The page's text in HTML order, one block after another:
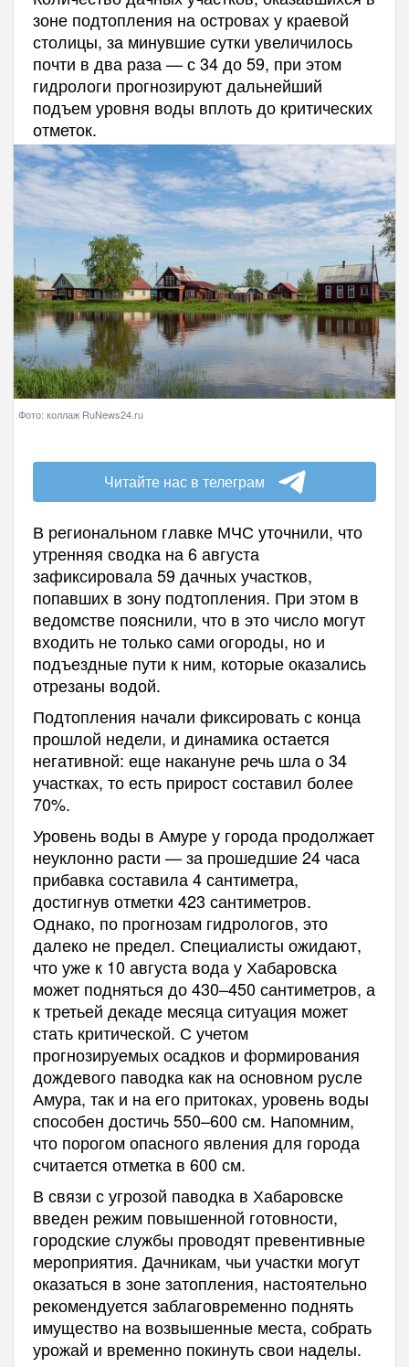
зоне подтопления на островах у краевой
столицы, за минувшие сутки увеличилось
почти в два раза — с 34 до 59, при этом
гидрологи прогнозируют дальнейший
подъем уровня воды вплоть до критических
отметок.
Фото: коллаж RuNews24.ru
Читайте нас в телеграм
В региональном главке МЧС уточнили, что
утренняя сводка на 6 августа
зафиксировала 59 дачных участков,
попавших в зону подтопления. При этом в
ведомстве пояснили, что в это число могут
входить не только сами огороды, но и
подъездные пути к ним, которые оказались
отрезаны водой.
Подтопления начали фиксировать с конца
прошлой недели, и динамика остается
негативной: еще накануне речь шла о 34
участках, то есть прирост составил более
70%.
Уровень воды в Амуре у города продолжает
неуклонно расти — за прошедшие 24 часа
прибавка составила 4 сантиметра,
достигнув отметки 423 сантиметров.
Однако, по прогнозам гидрологов, это
далеко не предел. Специалисты ожидают,
что уже к 10 августа вода у Хабаровска
может подняться до 430–450 сантиметров, а
к третьей декаде месяца ситуация может
стать критической. С учетом
прогнозируемых осадков и формирования
дождевого паводка как на основном русле
Амура, так и на его притоках, уровень воды
способен достичь 550–600 см. Напомним,
что порогом опасного явления для города
считается отметка в 600 см.
В связи с угрозой паводка в Хабаровске
введен режим повышенной готовности,
городские службы проводят превентивные
мероприятия. Дачникам, чьи участки могут
оказаться в зоне затопления, настоятельно
рекомендуется заблаговременно поднять
имущество на возвышенные места, собрать
урожай и временно покинуть свои наделы.